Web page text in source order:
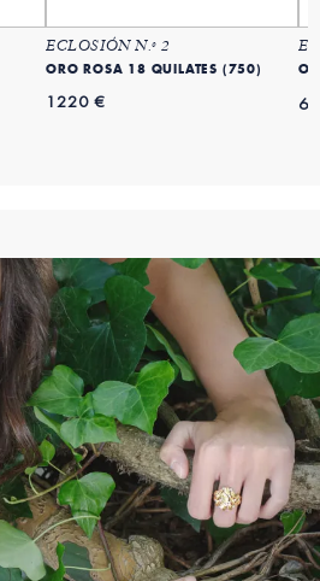
ECLOSIÓN N.º 2
ORO ROSA 18 QUILATES (750)
1220 €